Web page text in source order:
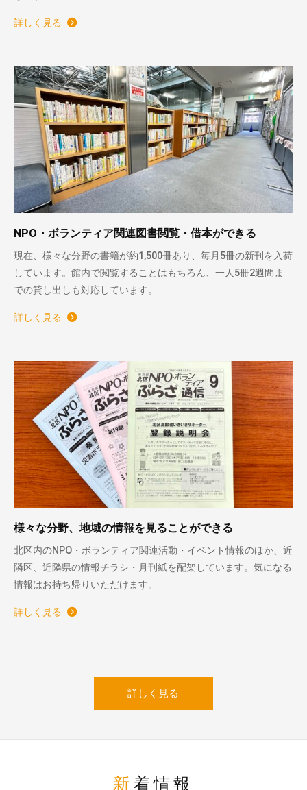
詳しく見る
NPO・ボランティア関連図書閲覧・借本ができる
現在、様々な分野の書籍が約1,500冊あり、毎月5冊の新刊を入荷
しています。館内で閲覧することはもちろん、一人5冊2週間ま
での貸し出しも対応しています。
詳しく見る
様々な分野、地域の情報を見ることができる
北区内のNPO・ボランティア関連活動・イベント情報のほか、近
隣区、近隣県の情報チラシ・月刊紙を配架しています。気になる
情報はお持ち帰りいただけます。
詳しく見る
詳しく見る
新着情報